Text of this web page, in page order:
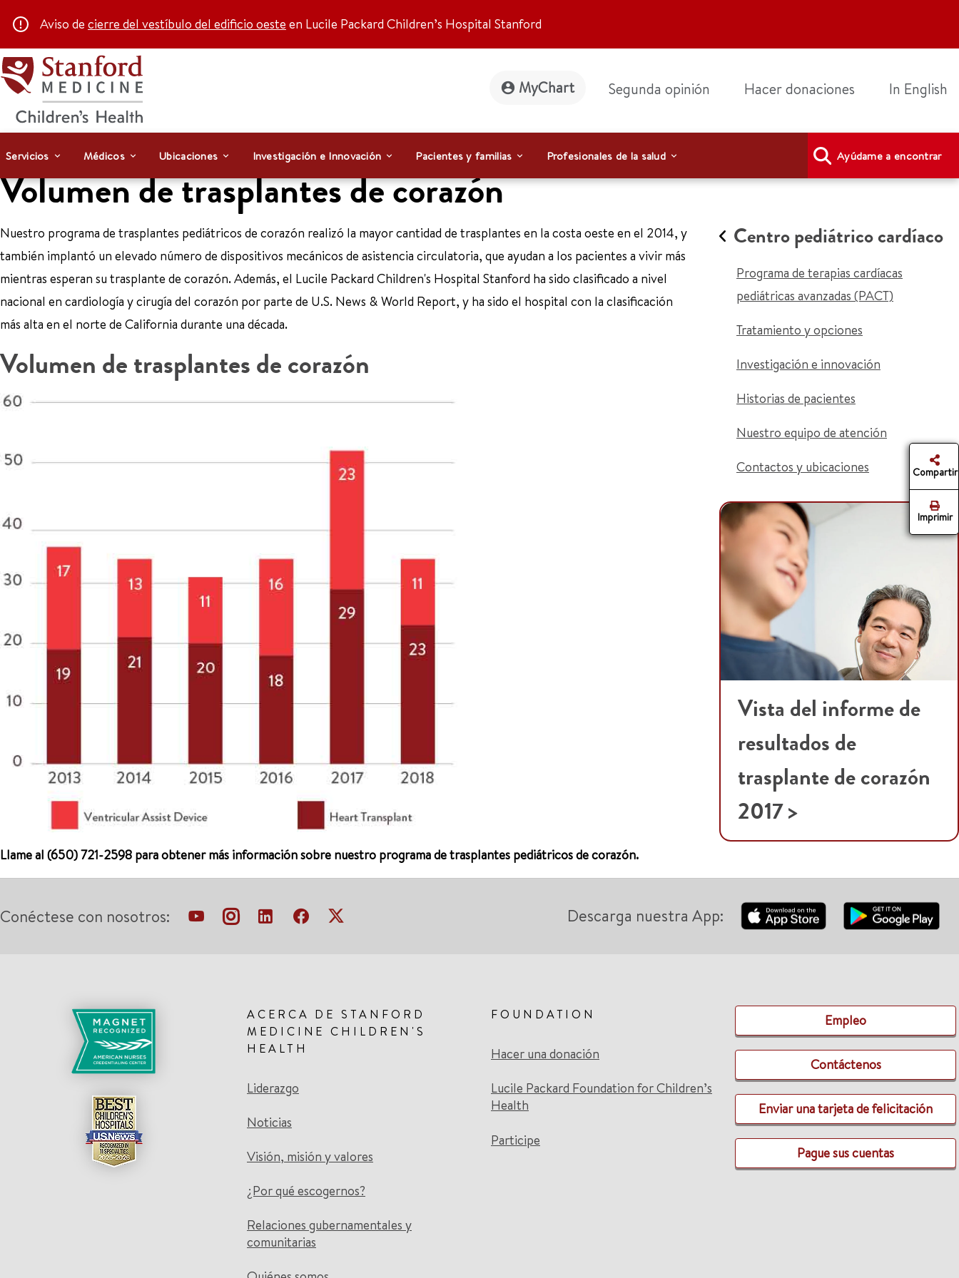
Aviso de cierre del vestíbulo del edificio oeste en Lucile Packard Children’s Hospital Stanford
MyChart Segunda opinión Hacer donaciones In English
Servicios Médicos Ubicaciones Investigación e Innovación Pacientes y familias Profesionales de la salud Ayúdame a encontrar
Volumen de trasplantes de corazón
Nuestro programa de trasplantes pediátricos de corazón realizó la mayor cantidad de trasplantes en la costa oeste en el 2014, y
también implantó un elevado número de dispositivos mecánicos de asistencia circulatoria, que ayudan a los pacientes a vivir más
mientras esperan su trasplante de corazón. Además, el Lucile Packard Children's Hospital Stanford ha sido clasificado a nivel
nacional en cardiología y cirugía del corazón por parte de U.S. News & World Report, y ha sido el hospital con la clasificación
más alta en el norte de California durante una década.
Volumen de trasplantes de corazón
Llame al (650) 721-2598 para obtener más información sobre nuestro programa de trasplantes pediátricos de corazón.
Centro pediátrico cardíaco
Programa de terapias cardíacas
pediátricas avanzadas (PACT)
Tratamiento y opciones
Investigación e innovación
Historias de pacientes
Nuestro equipo de atención
Contactos y ubicaciones
Vista del informe de
resultados de
trasplante de corazón
2017 >
Compartir
Imprimir
Conéctese con nosotros: Descarga nuestra App:
ACERCA DE STANFORD
MEDICINE CHILDREN'S
HEALTH
Liderazgo
Noticias
Visión, misión y valores
¿Por qué escogernos?
Relaciones gubernamentales y
comunitarias
FOUNDATION
Hacer una donación
Lucile Packard Foundation for Children’s
Health
Participe
Empleo
Contáctenos
Enviar una tarjeta de felicitación
Pague sus cuentas